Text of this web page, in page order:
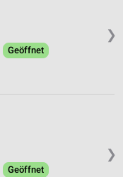
❯
Geöffnet
❯
Geöffnet